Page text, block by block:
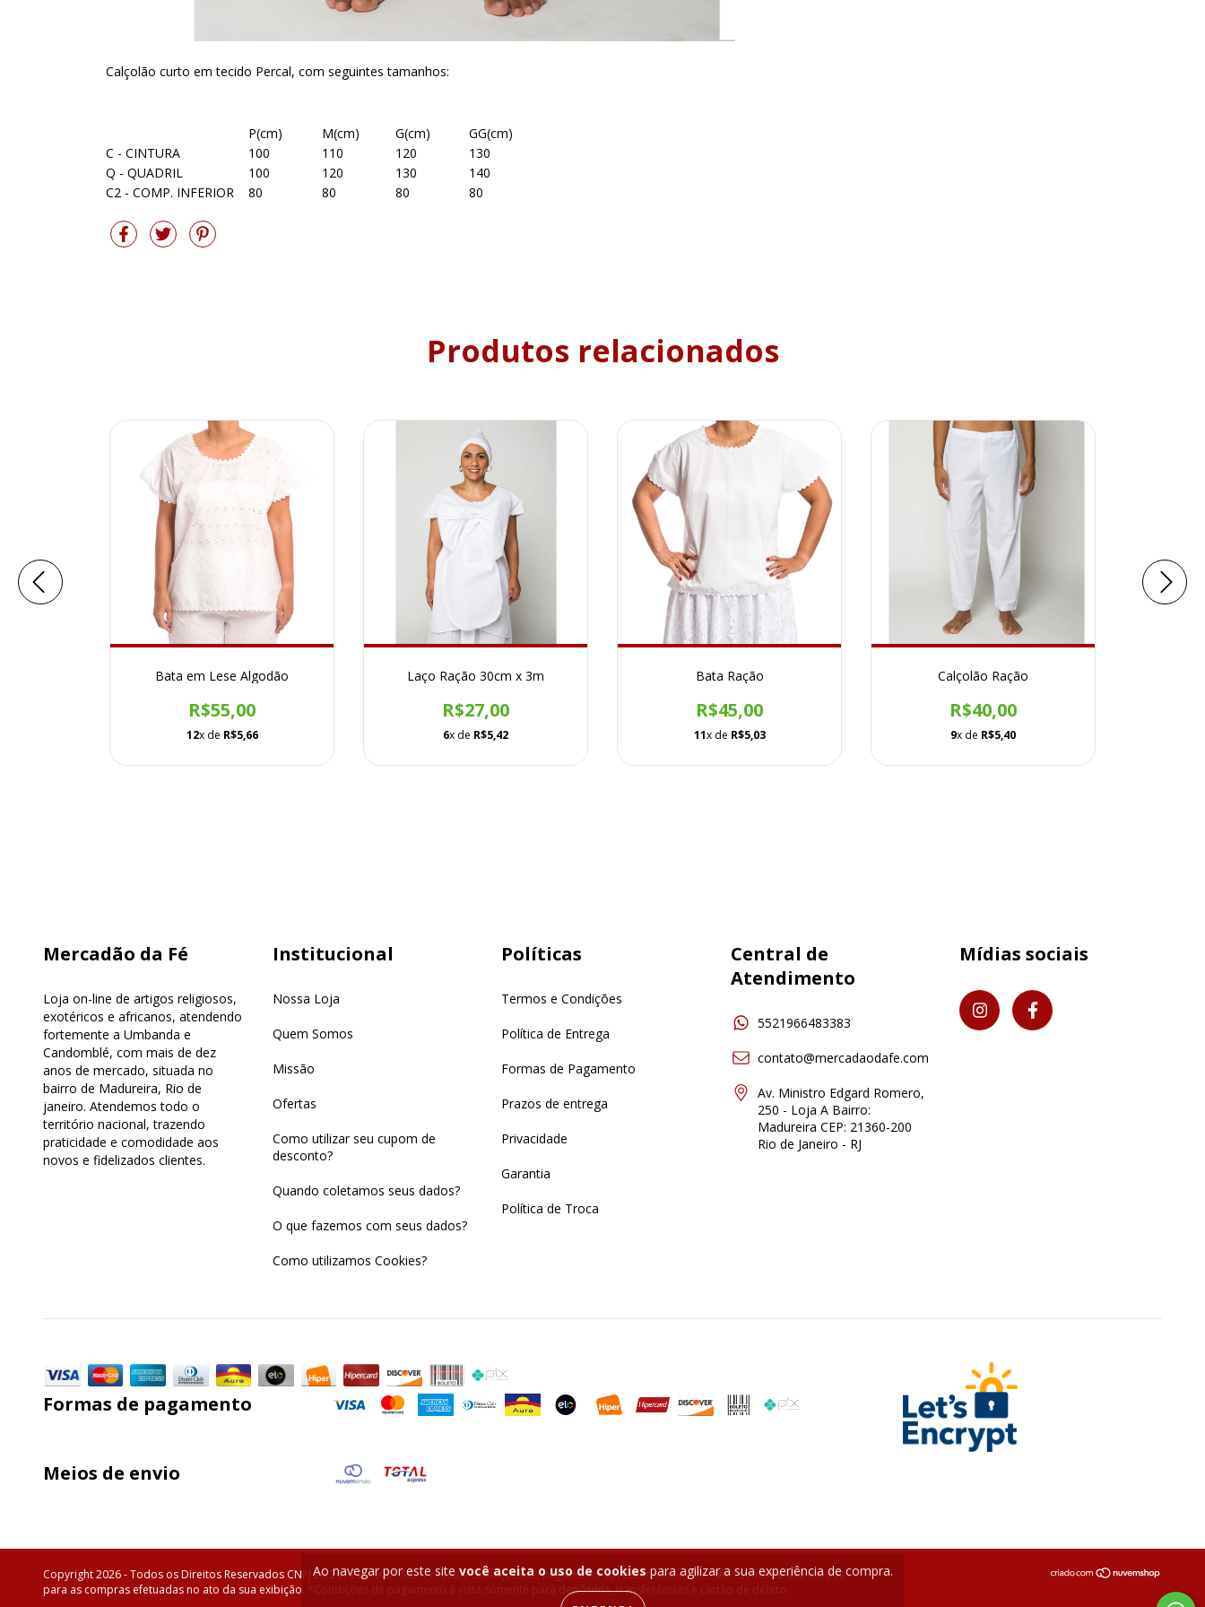
Ao navegar por este site você aceita o uso de cookiespara agilizar a sua experiência de compra.
Calçolão curto em tecido Percal, com seguintes tamanhos:
P(cm) M(cm) G(cm)
GG(cm)
C - CINTURA
100 110 120
130
Q - QUADRIL
100 120 130
140
C2 - COMP. INFERIOR
80 80 80 80
Produtos relacionados
Bata em Lese Algodão
R$55,00
12x de R$5,66
Laço Ração 30cm x 3m
R$27,00
6x de R$5,42
Bata Ração
R$45,00
11x de R$5,03
Calçolão Ração
R$40,00
9x de R$5,40
Mercadão da Fé
Loja on-line de artigos religiosos,
exotéricos e africanos, atendendo
fortemente a Umbanda e
Candomblé, com mais de dez
anos de mercado, situada no
bairro de Madureira, Rio de
janeiro. Atendemos todo o
território nacional, trazendo
praticidade e comodidade aos
novos e fidelizados clientes.
Institucional
Nossa Loja
Quem Somos
Missão
Ofertas
Como utilizar seu cupom de
desconto?
Quando coletamos seus dados?
O que fazemos com seus dados?
Como utilizamos Cookies?
Políticas
Termos e Condições
Política de Entrega
Formas de Pagamento
Prazos de entrega
Privacidade
Garantia
Política de Troca
Central de
Atendimento
5521966483383
contato@mercadaodafe.com
Av. Ministro Edgard Romero,
250 - Loja A Bairro:
Madureira CEP: 21360-200
Rio de Janeiro - RJ
Mídias sociais
Formas de pagamento
Meios de envio
Copyright 2026 - Todos os Direitos Reservados CNPJ 24.241.280/0001-98. "Preços e condições de pagamento apresentados neste "site" somente são válidos
para as compras efetuadas no ato da sua exibição. *Condições de pagamento à vista somente para depósitos, transferências e cartão de débito.